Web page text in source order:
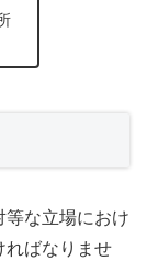
等な立場におけ
ればなりませ